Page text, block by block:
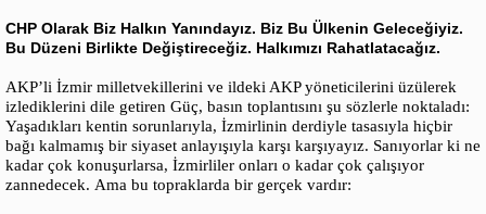
CHP Olarak Biz Halkın Yanındayız. Biz Bu Ülkenin Geleceğiyiz.
Bu Düzeni Birlikte Değiştireceğiz. Halkımızı Rahatlatacağız.
AKP’li İzmir milletvekillerini ve ildeki AKP yöneticilerini üzülerek
izlediklerini dile getiren Güç, basın toplantısını şu sözlerle noktaladı:
Yaşadıkları kentin sorunlarıyla, İzmirlinin derdiyle tasasıyla hiçbir
bağı kalmamış bir siyaset anlayışıyla karşı karşıyayız. Sanıyorlar ki ne
kadar çok konuşurlarsa, İzmirliler onları o kadar çok çalışıyor
zannedecek. Ama bu topraklarda bir gerçek vardır: